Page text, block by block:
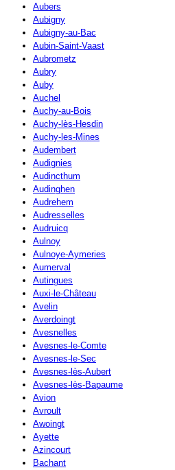
Aubers
Aubigny
Aubigny-au-Bac
Aubin-Saint-Vaast
Aubrometz
Aubry
Auby
Auchel
Auchy-au-Bois
Auchy-lès-Hesdin
Auchy-les-Mines
Audembert
Audignies
Audincthum
Audinghen
Audrehem
Audresselles
Audruicq
Aulnoy
Aulnoye-Aymeries
Aumerval
Autingues
Auxi-le-Château
Avelin
Averdoingt
Avesnelles
Avesnes-le-Comte
Avesnes-le-Sec
Avesnes-lès-Aubert
Avesnes-lès-Bapaume
Avion
Avroult
Awoingt
Ayette
Azincourt
Bachant